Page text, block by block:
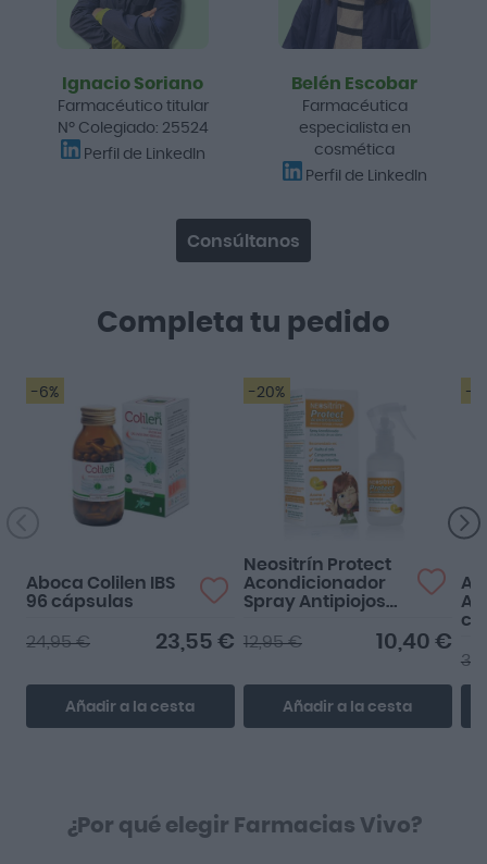
Completa tu pedido
-6%
Desde que me
diagnosticaron
síndrome de colon
irritable es lo que mej...
Aboca Colilen IBS
96 cápsulas
23,55 €
24,95 €
Añadir a la cesta
-20%
Neositrín Protect
Acondicionador
Spray Antipiojos
10,40 €
12,95 €
Añadir a la cesta
-
Ignacio Soriano
Farmacéutico titular
Nº Colegiado: 25524
Perfil de LinkedIn
Belén Escobar
Farmacéutica
especialista en
cosmética
Perfil de LinkedIn
Consúltanos
¿Por qué elegir Farmacias Vivo?